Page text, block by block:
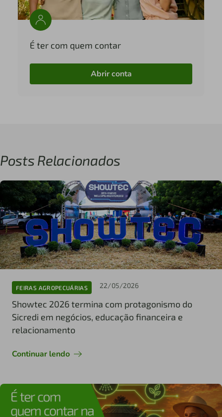
É ter com quem contar
Abrir conta
Posts Relacionados
FEIRAS AGROPECUÁRIAS 22/05/2026
Showtec 2026 termina com protagonismo do
Sicredi em negócios, educação financeira e
relacionamento
Continuar lendo